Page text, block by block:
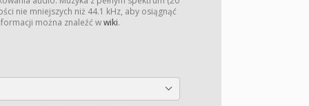
nie mniejszych niż 44.1 kHz, aby osiągnąć
można znaleźć wwiki.